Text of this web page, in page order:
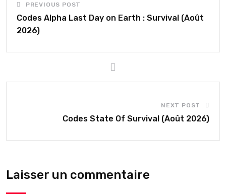
PREVIOUS POST
Codes Alpha Last Day on Earth : Survival (Août
2026)
NEXT POST
Codes State Of Survival (Août 2026)
Laisser un commentaire